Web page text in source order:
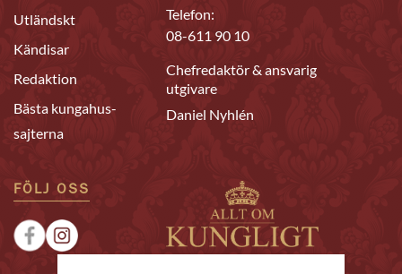
Utländskt
Kändisar
Redaktion
Bästa kungahus-
sajterna
Telefon:
08-611 90 10
Chefredaktör & ansvarig
utgivare
Daniel Nyhlén
FÖLJ OSS